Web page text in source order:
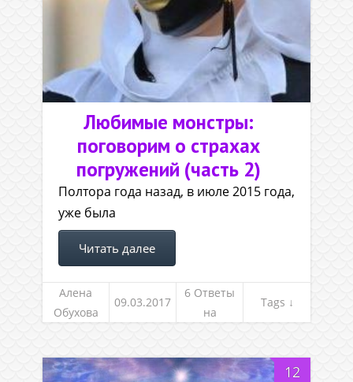
Любимые монстры:
поговорим о страхах
погружений (часть 2)
Полтора года назад, в июле 2015 года,
уже была
Читать далее
Алена
Обухова
09.03.2017
6 Ответы
на
Tags ↓
12